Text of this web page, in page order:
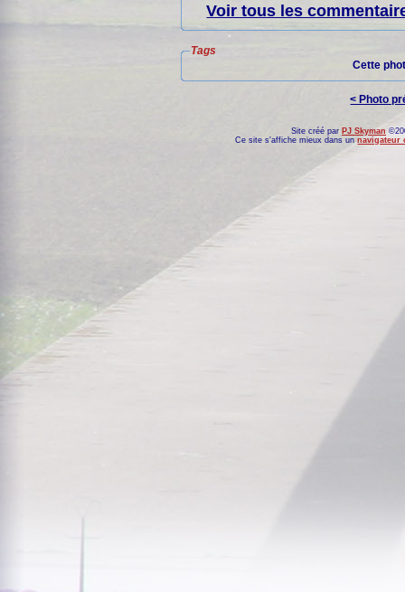
Voir tous les
Tags
Cette
< Photo
Site créé par PJ Skyman
Ce site s'affiche mieux dans unnavigateur